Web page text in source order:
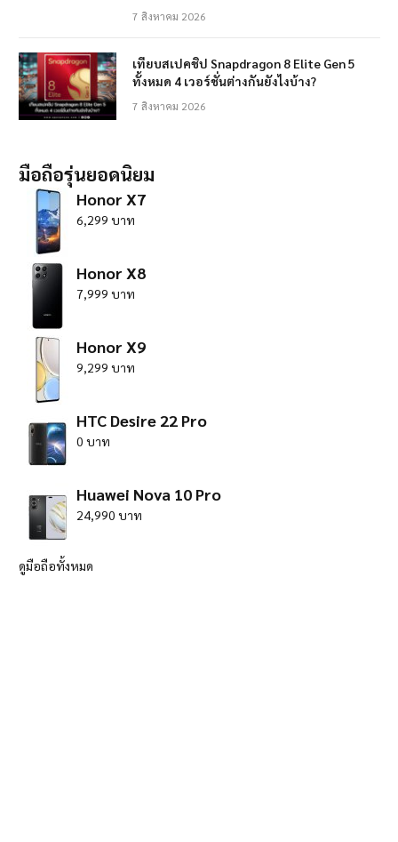
7 สิงหาคม 2026
เทียบสเปคชิป Snapdragon 8 Elite Gen 5
ทั้งหมด 4 เวอร์ชั่นต่างกันยังไงบ้าง?
7 สิงหาคม 2026
มือถือรุ่นยอดนิยม
Honor X7
6,299 บาท
Honor X8
7,999 บาท
Honor X9
9,299 บาท
HTC Desire 22 Pro
0 บาท
Huawei Nova 10 Pro
24,990 บาท
ดูมือถือทั้งหมด